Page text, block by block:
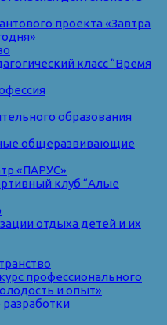
проекта «Завтра
класс “Время
образования
общеразвивающие
«ПАРУС»
клуб “Алые
отдыха детей и их
профессионального
и опыт»